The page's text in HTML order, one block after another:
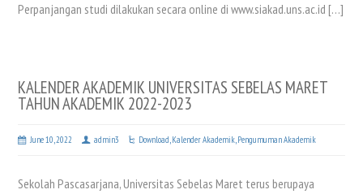
Perpanjangan studi dilakukan secara online di www.siakad.uns.ac.id […]
KALENDER AKADEMIK UNIVERSITAS SEBELAS MARET
TAHUN AKADEMIK 2022-2023
June 10, 2022 admin3 Download,Kalender Akademik,Pengumuman Akademik
Sekolah Pascasarjana, Universitas Sebelas Maret terus berupaya